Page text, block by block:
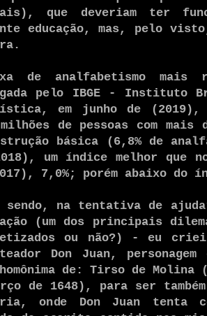
que deveriam ter
educação, mas, pelo
de analfabetismo
pelo IBGE - Instituto
em junho de
de pessoas com mais
básica (6,8% de
um índice melhor que
7,0%; porém abaixo do
sendo, na tentativa de
(um dos principais
ou não?) - eu
Don Juan,
de: Tirso de Molina
de 1648), para ser
onde Don Juan tenta